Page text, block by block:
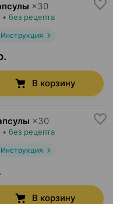
×30
• без рецепта
Инструкция
В корзину
×30
• без рецепта
Инструкция
В корзину